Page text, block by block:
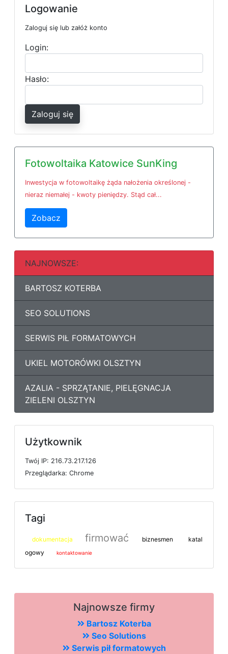
Logowanie
Zaloguj się lub załóż konto
Login:
Hasło:
Zaloguj się
Fotowoltaika Katowice SunKing
Inwestycja w fotowoltaikę żąda nałożenia określonej -
nieraz niemałej - kwoty pieniędzy. Stąd cał...
Zobacz
NAJNOWSZE:
BARTOSZ KOTERBA
SEO SOLUTIONS
SERWIS PIŁ FORMATOWYCH
UKIEL MOTORÓWKI OLSZTYN
AZALIA - SPRZĄTANIE, PIELĘGNACJA
ZIELENI OLSZTYN
Użytkownik
Twój IP: 216.73.217.126
Przeglądarka: Chrome
Tagi
dokumentacja firmować biznesmen
katal
ogowy
kontaktowanie
Najnowsze firmy
Bartosz Koterba
Seo Solutions
Serwis pił formatowych